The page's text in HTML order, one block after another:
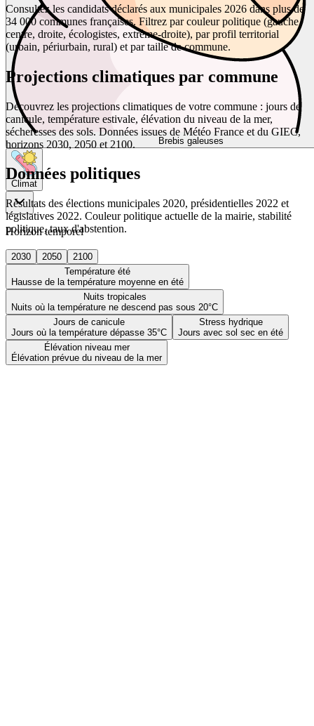
Brebis galeuses
Climat
Horizon temporel
2030 2050
2100
Température été
Hausse de la température moyenne en été
Nuits tropicales
Nuits où la température ne descend pas sous 20°C
Jours de canicule
Jours où la température dépasse 35°C
Stress hydrique
Jours avec sol sec en été
Élévation niveau mer
Élévation prévue du niveau de la mer
Consultez les candidats déclarés aux municipales 2026 dans plus de
34 000 communes françaises. Filtrez par couleur politique (gauche,
centre, droite, écologistes, extrême-droite), par profil territorial
(urbain, périurbain, rural) et par taille de commune.
Projections climatiques par commune
Découvrez les projections climatiques de votre commune : jours de
canicule, température estivale, élévation du niveau de la mer,
sécheresses des sols. Données issues de Météo France et du GIEC,
horizons 2030, 2050 et 2100.
Données politiques
Résultats des élections municipales 2020, présidentielles 2022 et
législatives 2022. Couleur politique actuelle de la mairie, stabilité
politique, taux d'abstention.